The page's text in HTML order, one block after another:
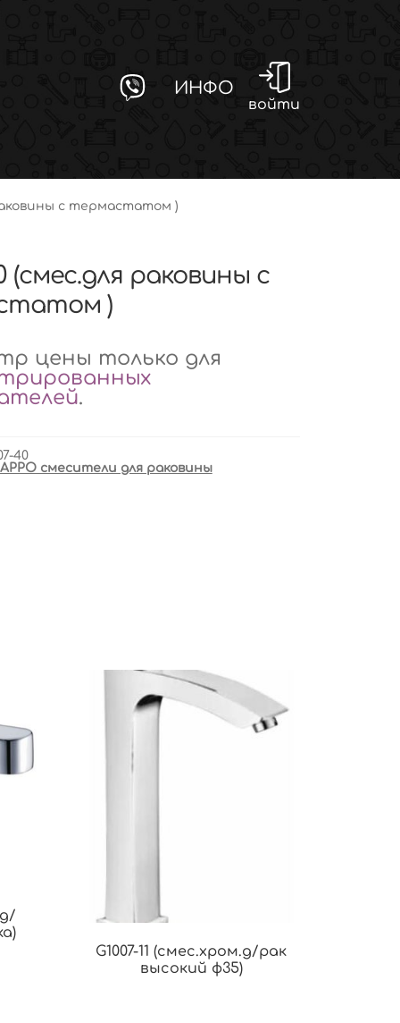
ИНФО
войти
с термастатом )
(смес.для раковины с
)
цены только для
.
40
смесители для раковины
G1007-11 (смес.хром.д/рак
высокий ф35)